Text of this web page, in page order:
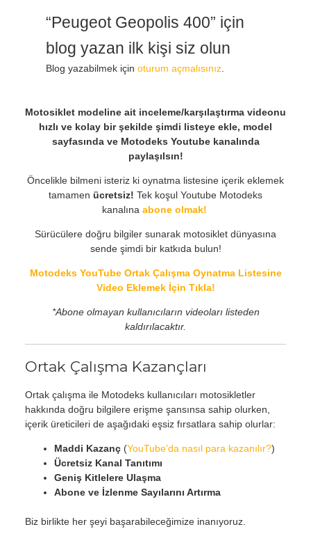
“Peugeot Geopolis 400” için
blog yazan ilk kişi siz olun
Blog yazabilmek için oturum açmalısınız.
Motosiklet modeline ait inceleme/karşılaştırma videonu
hızlı ve kolay bir şekilde şimdi listeye ekle, model
sayfasında ve Motodeks Youtube kanalında
paylaşılsın!
Öncelikle bilmeni isteriz ki oynatma listesine içerik eklemek
tamamen ücretsiz! Tek koşul Youtube Motodeks
kanalına abone olmak!
Sürücülere doğru bilgiler sunarak motosiklet dünyasına
sende şimdi bir katkıda bulun!
Motodeks YouTube Ortak Çalışma Oynatma Listesine
Video Eklemek İçin Tıkla!
*Abone olmayan kullanıcıların videoları listeden
kaldırılacaktır.
Ortak Çalışma Kazançları
Ortak çalışma ile Motodeks kullanıcıları motosikletler
hakkında doğru bilgilere erişme şansınsa sahip olurken,
içerik üreticileri de aşağıdaki eşsiz fırsatlara sahip olurlar:
Maddi Kazanç(YouTube'da nasıl para kazanılır?)
Ücretsiz Kanal Tanıtımı
Geniş Kitlelere Ulaşma
Abone ve İzlenme Sayılarını Artırma
Biz birlikte her şeyi başarabileceğimize inanıyoruz.